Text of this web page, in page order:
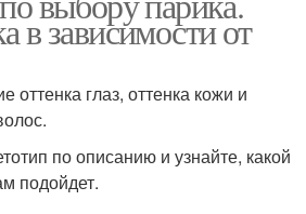
в зависимости от
оттенка глаз, оттенка кожи и
по описанию и узнайте, какой
подойдет.